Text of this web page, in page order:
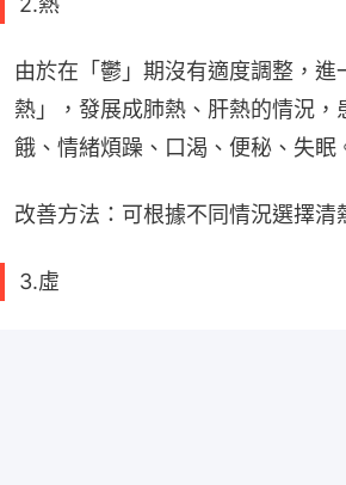
由於在「鬱」期沒有適度調整，進
熱」，發展成肺熱、肝熱的情況，
餓、情緒煩躁、口渴、便秘、失眠
改善方法：可根據不同情況選擇清
3.虛